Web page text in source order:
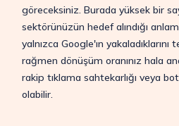
göreceksiniz. Burada yüksek bir
sektörünüzün hedef alındığı
yalnızca Google'ın
rağmen dönüşüm oranınız hala
rakip tıklama sahtekarlığı veya
olabilir.